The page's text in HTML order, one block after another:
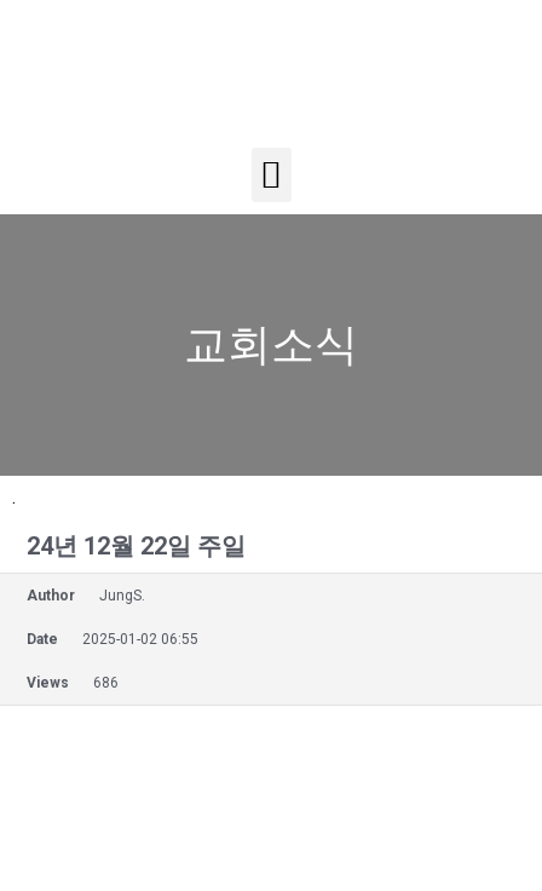
교회소식
.
24년 12월 22일 주일
Author JungS.
Date 2025-01-02 06:55
Views 686